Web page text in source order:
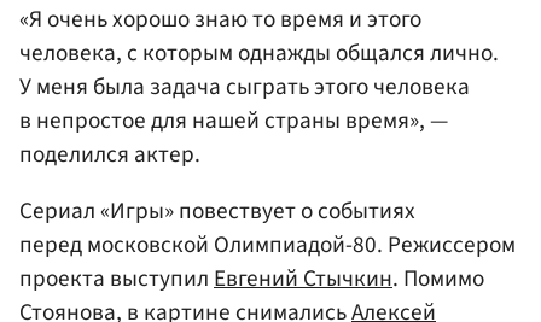
«Я очень хорошо знаю то время и этого
человека, с которым однажды общался лично.
У меня была задача сыграть этого человека
в непростое для нашей страны время», —
поделился актер.
Сериал «Игры» повествует о событиях
перед московской Олимпиадой-80. Режиссером
проекта выступилЕвгений Стычкин. Помимо
Стоянова, в картине снималисьАлексей